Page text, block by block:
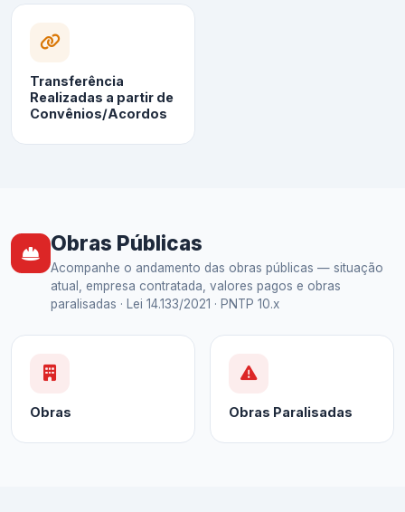
Transferência
Realizadas a partir de
Convênios/Acordos
Obras Públicas
Acompanhe o andamento das obras públicas — situação
atual, empresa contratada, valores pagos e obras
paralisadas · Lei 14.133/2021 · PNTP 10.x
Obras Obras Paralisadas